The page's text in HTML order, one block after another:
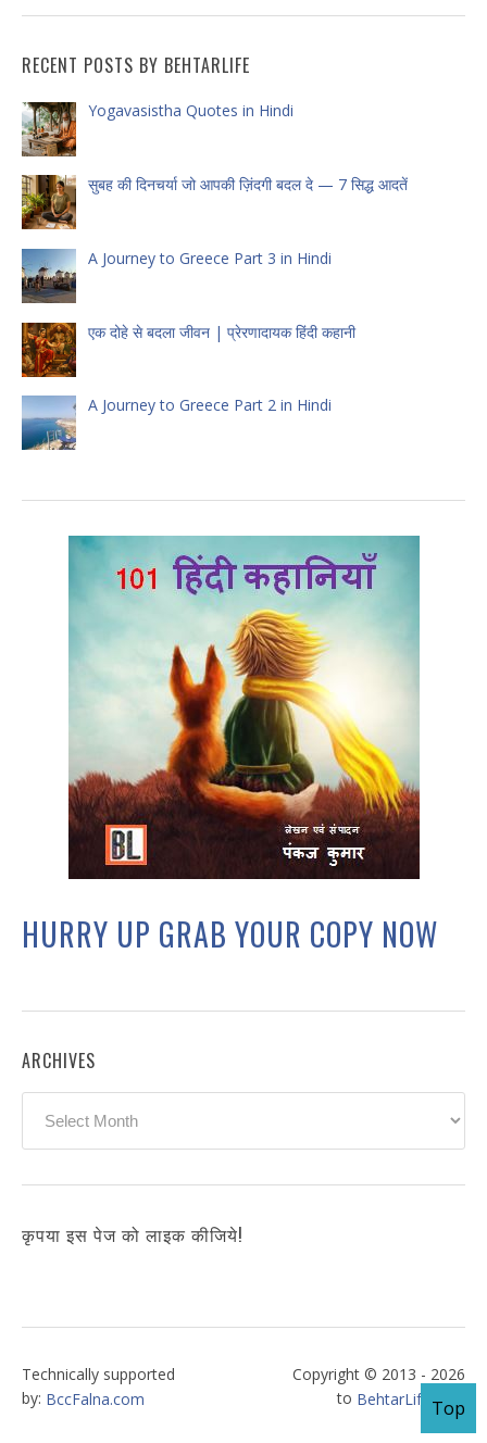
RECENT POSTS BY BEHTARLIFE
Yogavasistha Quotes in Hindi
सुबह की दिनचर्या जो आपकी ज़िंदगी बदल दे — 7 सिद्ध आदतें
A Journey to Greece Part 3 in Hindi
एक दोहे से बदला जीवन | प्रेरणादायक हिंदी कहानी
A Journey to Greece Part 2 in Hindi
HURRY UP GRAB YOUR COPY NOW
ARCHIVES
कृपया इस पेज को लाइक कीजिये!
Technically supported
by: BccFalna.com
Copyright © 2013 - 2026
to BehtarLife.com
Top